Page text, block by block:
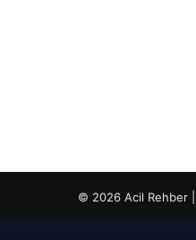
© 2026 Acil Rehber